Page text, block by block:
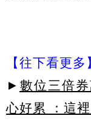
【往下看更多
► 數位三倍
心好累 ：這